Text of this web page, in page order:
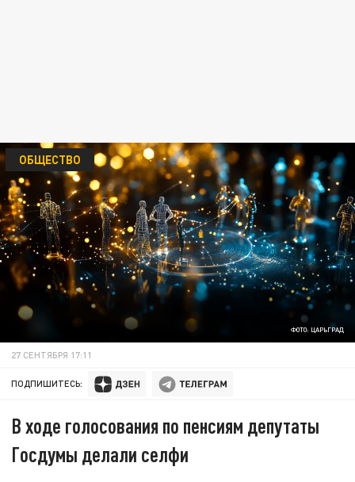
ФОТО: ЦАРЬГРАД
ОБЩЕСТВО
27 СЕНТЯБРЯ 17:11
ПОДПИШИТЕСЬ:
В ходе голосования по пенсиям депутаты
Госдумы делали селфи